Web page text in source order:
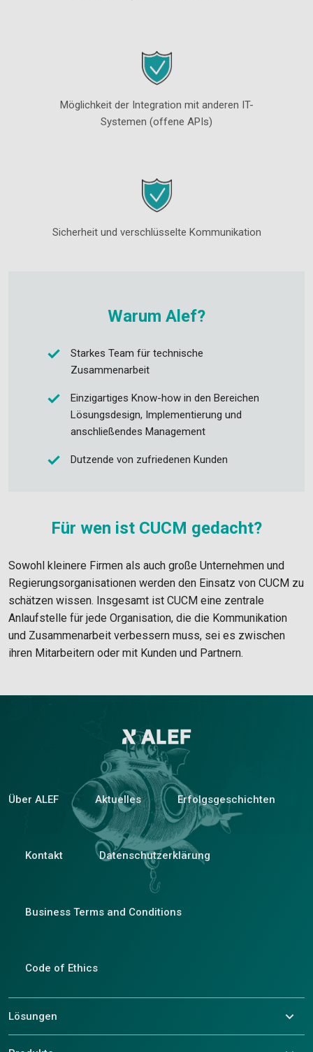
Möglichkeit der Integration mit anderen IT-
Systemen (offene APIs)
Sicherheit und verschlüsselte Kommunikation
Warum Alef?
Starkes Team für technische
Zusammenarbeit
Einzigartiges Know-how in den Bereichen
Lösungsdesign, Implementierung und
anschließendes Management
Dutzende von zufriedenen Kunden
Für wen ist CUCM gedacht?
Sowohl kleinere Firmen als auch große Unternehmen und
Regierungsorganisationen werden den Einsatz von CUCM zu
schätzen wissen. Insgesamt ist CUCM eine zentrale
Anlaufstelle für jede Organisation, die die Kommunikation
und Zusammenarbeit verbessern muss, sei es zwischen
ihren Mitarbeitern oder mit Kunden und Partnern.
Über ALEF Aktuelles Erfolgsgeschichten
Kontakt Datenschutzerklärung
Business Terms and Conditions
Code of Ethics
Lösungen